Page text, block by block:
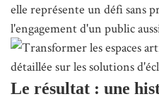
elle représente un défi sans
l'engagement d'un public
Le résultat : une